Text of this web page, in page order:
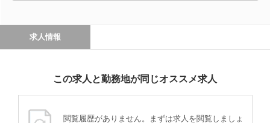
求人情報
この求人と勤務地が同じオススメ求人
閲覧履歴がありません。まずは求人を閲覧しましょ